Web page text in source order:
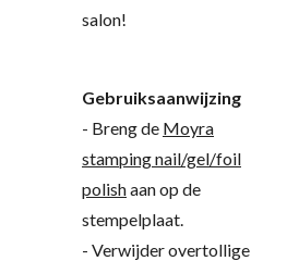
salon!
Gebruiksaanwijzing
- Breng de Moyra
stamping nail/gel/foil
polishaan op de
stempelplaat.
- Verwijder overtollige